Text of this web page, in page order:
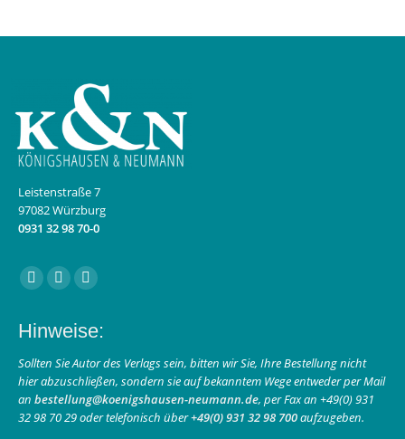
Leistenstraße 7
97082 Würzburg
0931 32 98 70-0
Finden Sie uns auf:
Facebook
opens
in
new
window
Instagram
opens
in
new
window
E-
page
opens
in
new
window
Hinweise:
Sollten Sie Autor des Verlags sein, bitten wir Sie, Ihre Bestellung nicht
hier abzuschließen, sondern sie auf bekanntem Wege entweder per Mail
an bestellung@koenigshausen-neumann.de, per Fax an +49(0) 931
32 98 70 29 oder telefonisch über+49(0) 931 32 98 700aufzugeben.